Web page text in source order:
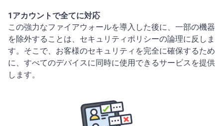
1アカウントで全てに対応
この強力なファイアウォールを導入した後に、一部の機器
を除外することは、セキュリティポリシーの論理に反しま
す。そこで、お客様のセキュリティを完全に確保するため
に、すべてのデバイスに同時に使用できるサービスを提供
します。